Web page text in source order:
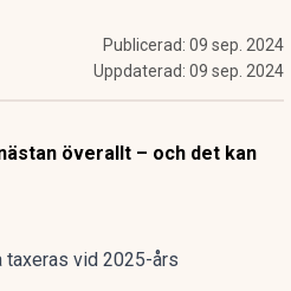
Publicerad: 09 sep. 2024
Uppdaterad: 09 sep. 2024
överallt – och det kan
taxeras vid 2025-års